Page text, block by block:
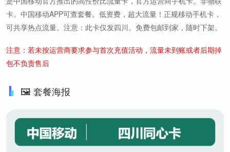
卡。中国移动APP可查套餐。低资费，超大流量！正规移动手机卡，
可共享热点流量。注意：此卡仅发四川。免费包邮到家，随时下架。
注意：若未按运营商要求参与首次充值活动，流量未到账或者后期掉
包不负责售后
🖼️ 套餐海报